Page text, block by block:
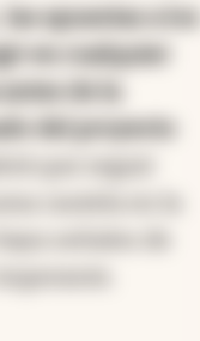
las apuestas a los
en cualquier
de la
del proyecto